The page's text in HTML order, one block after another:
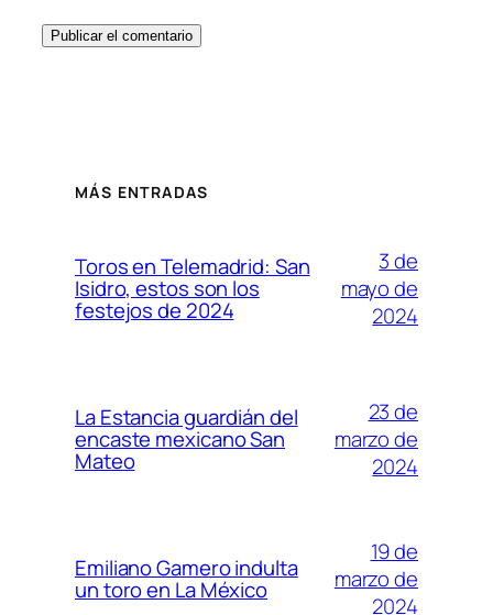
MÁS ENTRADAS
Toros en Telemadrid: San
Isidro, estos son los
festejos de 2024
3 de
mayo de
2024
La Estancia guardián del
encaste mexicano San
Mateo
23 de
marzo de
2024
Emiliano Gamero indulta
un toro en La México
19 de
marzo de
2024